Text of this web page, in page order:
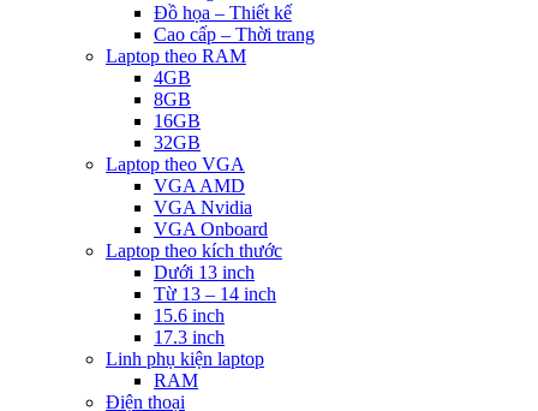
Đồ họa – Thiết kế
Cao cấp – Thời trang
Laptop theo RAM
4GB
8GB
16GB
32GB
Laptop theo VGA
VGA AMD
VGA Nvidia
VGA Onboard
Laptop theo kích thước
Dưới 13 inch
Từ 13 – 14 inch
15.6 inch
17.3 inch
Linh phụ kiện laptop
RAM
Điện thoại